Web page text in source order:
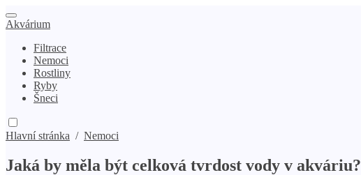
Akvárium
Filtrace
Nemoci
Rostliny
Ryby
Šneci
Hlavní stránka / Nemoci
Jaká by měla být celková tvrdost vody v akváriu?